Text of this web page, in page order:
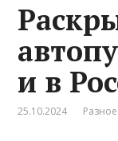
и в
25.10.2024 Разное